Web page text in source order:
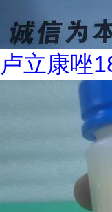
卢立康唑